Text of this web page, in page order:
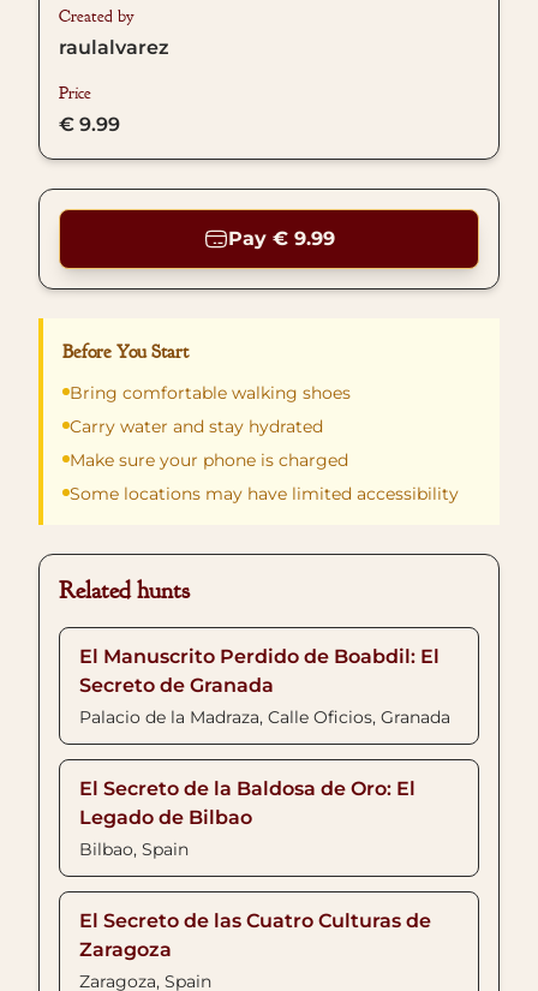
Created by
raulalvarez
Price
€ 9.99
Pay € 9.99
Before You Start
Bring comfortable walking shoes
Carry water and stay hydrated
Make sure your phone is charged
Some locations may have limited accessibility
Related hunts
El Manuscrito Perdido de Boabdil: El
Secreto de Granada
Palacio de la Madraza, Calle Oficios, Granada
El Secreto de la Baldosa de Oro: El
Legado de Bilbao
Bilbao, Spain
El Secreto de las Cuatro Culturas de
Zaragoza
Zaragoza, Spain